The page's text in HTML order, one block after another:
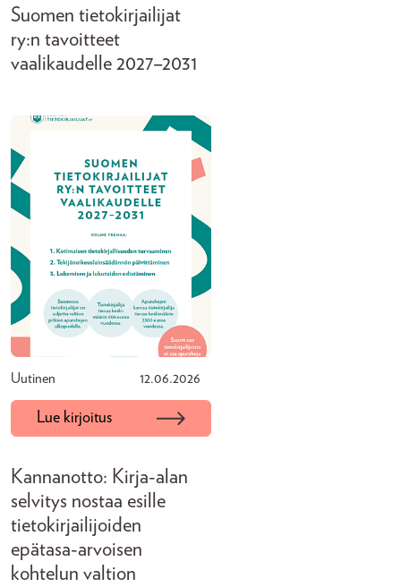
Suomen tietokirjailijat
ry:n tavoitteet
vaalikaudelle 2027–2031
Uutinen 12.06.2026
Lue kirjoitus
Kannanotto: Kirja-alan
selvitys nostaa esille
tietokirjailijoiden
epätasa-arvoisen
kohtelun valtion